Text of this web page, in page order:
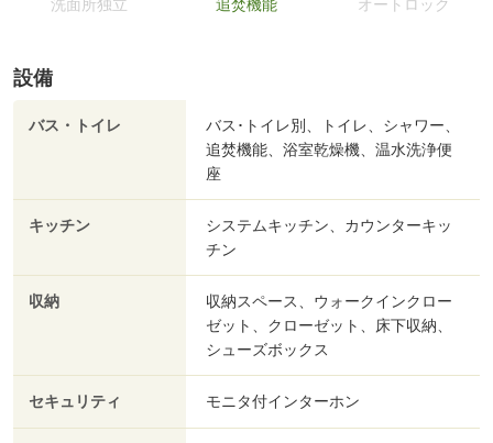
洗面所独立 追焚機能 オートロック
設備
バス・トイレ
バス･トイレ別、トイレ、シャワー、
追焚機能、浴室乾燥機、温水洗浄便
座
キッチン
システムキッチン、カウンターキッ
チン
収納
収納スペース、ウォークインクロー
ゼット、クローゼット、床下収納、
シューズボックス
セキュリティ モニタ付インターホン